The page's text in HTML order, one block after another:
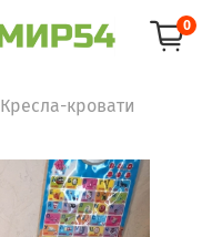
0
Кресла-кровати